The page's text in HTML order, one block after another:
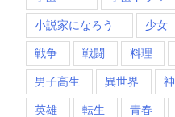
小説家になろう 少女
戦争 戦闘 料理
男子高生 異世界 神
英雄 転生 青春